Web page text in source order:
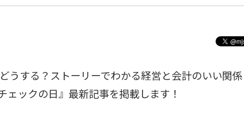
うする？ストーリーでわかる経営と会計のいい関係
ックの日』最新記事を掲載します！